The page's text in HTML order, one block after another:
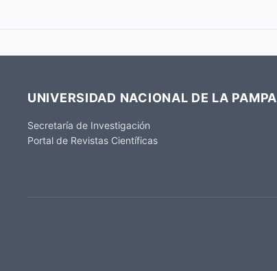
UNIVERSIDAD NACIONAL DE LA PAMPA
Secretaría de Investigación
Portal de Revistas Científicas